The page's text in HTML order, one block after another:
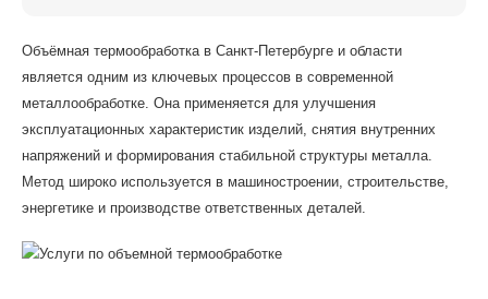
Объёмная термообработка в Санкт-Петербурге и области
является одним из ключевых процессов в современной
металлообработке. Она применяется для улучшения
эксплуатационных характеристик изделий, снятия внутренних
напряжений и формирования стабильной структуры металла.
Метод широко используется в машиностроении, строительстве,
энергетике и производстве ответственных деталей.